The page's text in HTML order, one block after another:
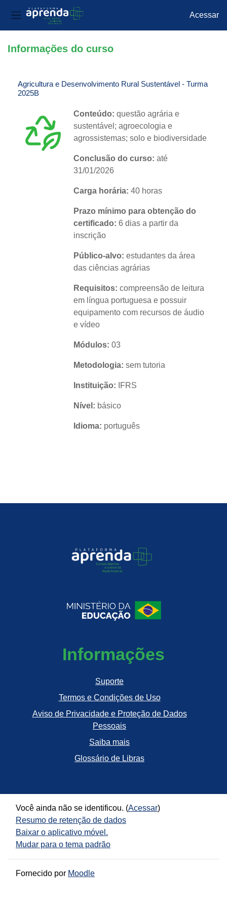
Painel lateral
Acessar
Informações do curso
Agricultura e Desenvolvimento Rural Sustentável - Turma
2025B
Conteúdo: questão agrária e
sustentável; agroecologia e
agrossistemas; solo e biodiversidade
Conclusão do curso: até
31/01/2026
Carga horária: 40 horas
Prazo mínimo para obtenção do
certificado: 6 dias a partir da
inscrição
Público-alvo: estudantes da área
das ciências agrárias
Requisitos: compreensão de leitura
em língua portuguesa e possuir
equipamento com recursos de áudio
e vídeo
Módulos: 03
Metodologia: sem tutoria
Instituição: IFRS
Nível: básico
Idioma: português
Informações
Suporte
Termos e Condições de Uso
Aviso de Privacidade e Proteção de Dados
Pessoais
Saiba mais
Glossário de Libras
Você ainda não se identificou. (Acessar)
Resumo de retenção de dados
Baixar o aplicativo móvel.
Mudar para o tema padrão
Fornecido por Moodle